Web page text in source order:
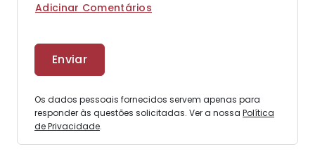
Adicinar Comentários
Os dados pessoais fornecidos servem apenas para
responder às questões solicitadas. Ver a nossa Política
de Privacidade.